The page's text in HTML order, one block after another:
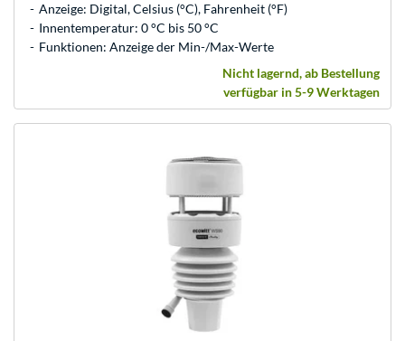
Anzeige: Digital, Celsius (°C), Fahrenheit (°F)
Innentemperatur: 0 °C bis 50 °C
Funktionen: Anzeige der Min-/Max-Werte
Nicht lagernd, ab Bestellung
verfügbar in 5-9 Werktagen